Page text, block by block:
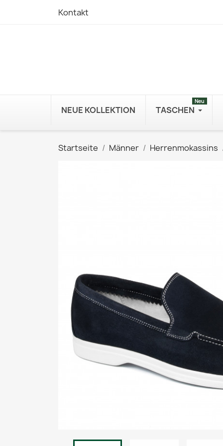
Kontakt
NEUE KOLLEKTION TASCHEN
Neu
Startseite Männer Herrenmokassins